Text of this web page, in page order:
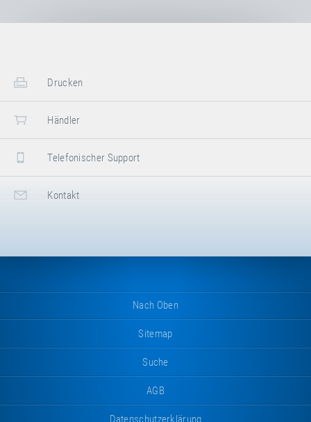
Drucken
Händler
Telefonischer Support
Kontakt
Nach Oben
Sitemap
Suche
AGB
Datenschutzerklärung